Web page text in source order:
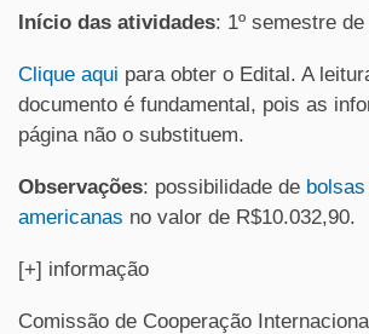
Início das atividades: 1º semestre de
Clique aqui para obter o Edital. A
documento é fundamental, pois as
página não o substituem.
Observações: possibilidade de
americanas no valor de R$10.032,90.
[+] informação
Comissão de Cooperação